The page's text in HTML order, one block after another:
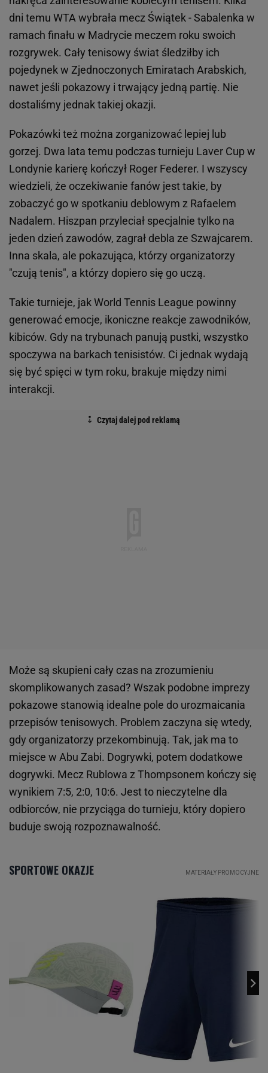
dni temu WTA wybrała mecz Świątek - Sabalenka w
ramach finału w Madrycie meczem roku swoich
rozgrywek. Cały tenisowy świat śledziłby ich
pojedynek w Zjednoczonych Emiratach Arabskich,
nawet jeśli pokazowy i trwający jedną partię. Nie
dostaliśmy jednak takiej okazji.
Pokazówki też można zorganizować lepiej lub
gorzej. Dwa lata temu podczas turnieju Laver Cup w
Londynie karierę kończył Roger Federer. I wszyscy
wiedzieli, że oczekiwanie fanów jest takie, by
zobaczyć go w spotkaniu deblowym z Rafaelem
Nadalem. Hiszpan przyleciał specjalnie tylko na
jeden dzień zawodów, zagrał debla ze Szwajcarem.
Inna skala, ale pokazująca, którzy organizatorzy
"czują tenis", a którzy dopiero się go uczą.
Takie turnieje, jak World Tennis League powinny
generować emocje, ikoniczne reakcje zawodników,
kibiców. Gdy na trybunach panują pustki, wszystko
spoczywa na barkach tenisistów. Ci jednak wydają
się być spięci w tym roku, brakuje między nimi
interakcji.
Może są skupieni cały czas na zrozumieniu
skomplikowanych zasad? Wszak podobne imprezy
pokazowe stanowią idealne pole do urozmaicania
przepisów tenisowych. Problem zaczyna się wtedy,
gdy organizatorzy przekombinują. Tak, jak ma to
miejsce w Abu Zabi. Dogrywki, potem dodatkowe
dogrywki. Mecz Rublowa z Thompsonem kończy się
wynikiem 7:5, 2:0, 10:6. Jest to nieczytelne dla
odbiorców, nie przyciąga do turnieju, który dopiero
buduje swoją rozpoznawalność.